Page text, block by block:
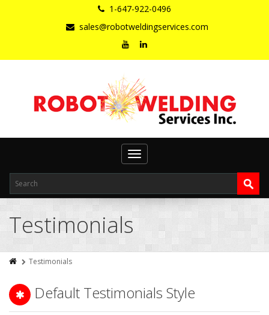
1-647-922-0496
sales@robotweldingservices.com
Toggle
navigation
Testimonials
Testimonials
Default Testimonials Style